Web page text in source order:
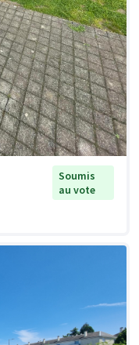
Soumis
au vote